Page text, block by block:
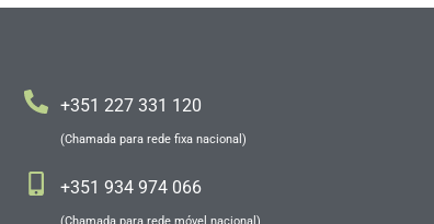
+351 227 331 120
(Chamada para rede fixa nacional)
+351 934 974 066